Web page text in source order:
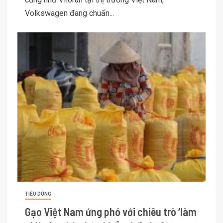
Volkswagen đang chuẩn...
TIÊU DÙNG
Gạo Việt Nam ứng phó với chiêu trò ‘làm